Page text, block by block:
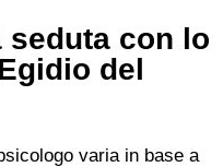
seduta con lo
del
varia in base a